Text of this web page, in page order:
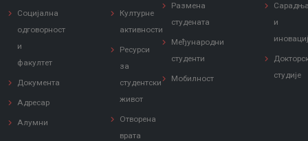
Социјална
одговорност
и
факултет
Документа
Адресар
Алумни
Културне
активности
Ресурси
за
студентски
живот
Отворена
врата
Размена
студената
Међународни
студенти
Мобилност
и
студије